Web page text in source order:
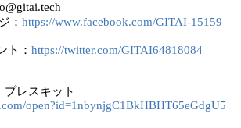
： https://www.facebook.com/GITAI-15159
ト： https://twitter.com/GITAI64818084
レスキット
open?id=1nbynjgC1BkHBHT65eGdgU5